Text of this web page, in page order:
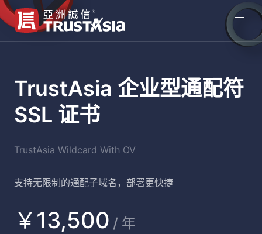
TrustAsia 企业型通配符
SSL 证书
TrustAsia Wildcard With OV
支持无限制的通配子域名，部署更快捷
￥13,500 / 年